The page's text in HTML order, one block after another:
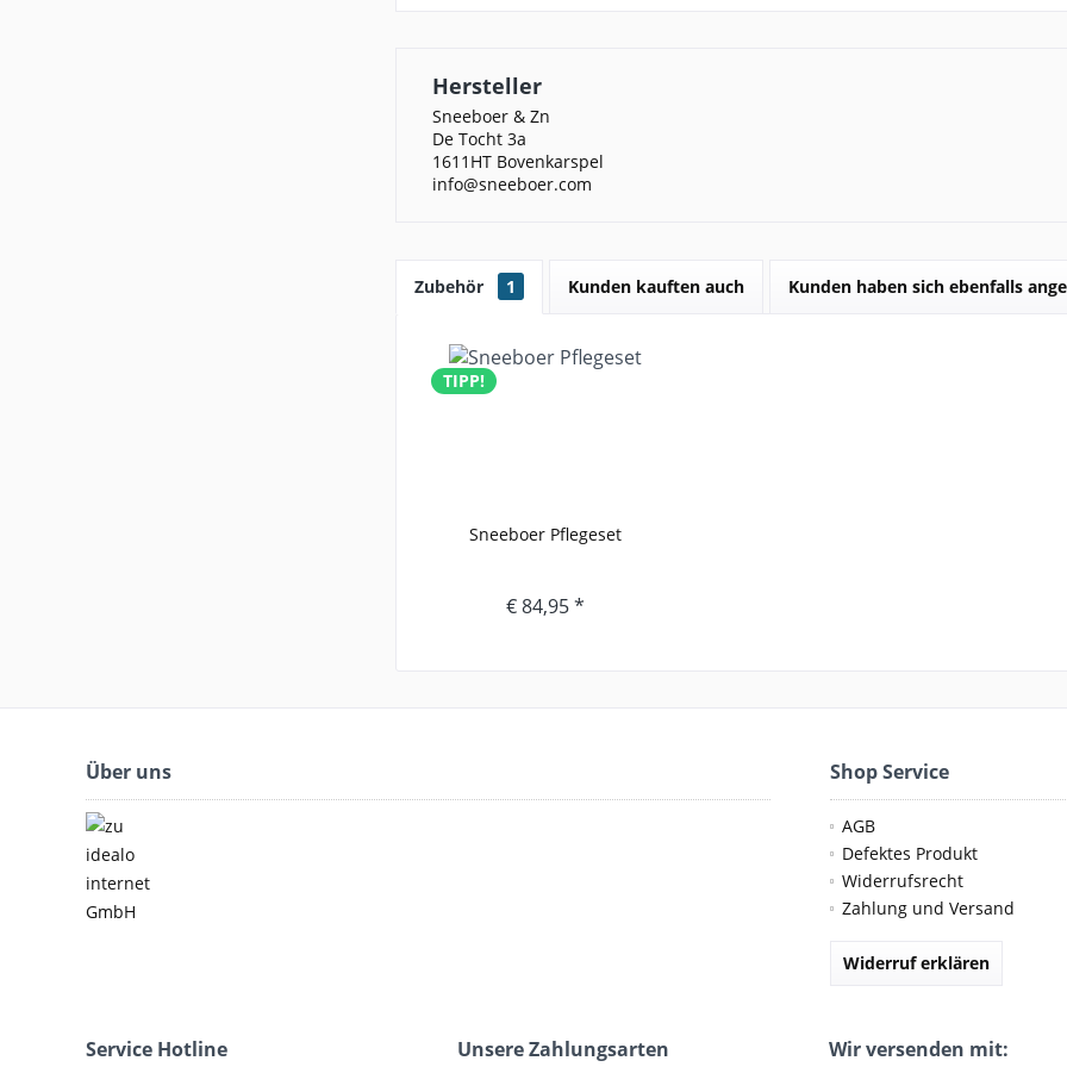
Hersteller
Sneeboer & Zn
De Tocht 3a
1611HT Bovenkarspel
info@sneeboer.com
Zubehör 1 Kunden kauften auch Kunden haben sich ebenfalls
TIPP!
Sneeboer Pflegeset
€ 84,95 *
Über uns Shop Service
AGB
Defektes Produkt
Widerrufsrecht
Zahlung und Versand
Widerruf erklären
Service Hotline Unsere Zahlungsarten Wir versenden mit: